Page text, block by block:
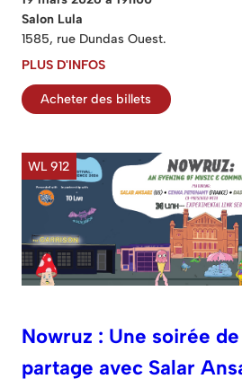
Salon Lula
1585, rue Dundas Ouest.
PLUS D'INFOS
Acheter des billets
WL 912
Nowruz : Une soirée
partage avec Salar